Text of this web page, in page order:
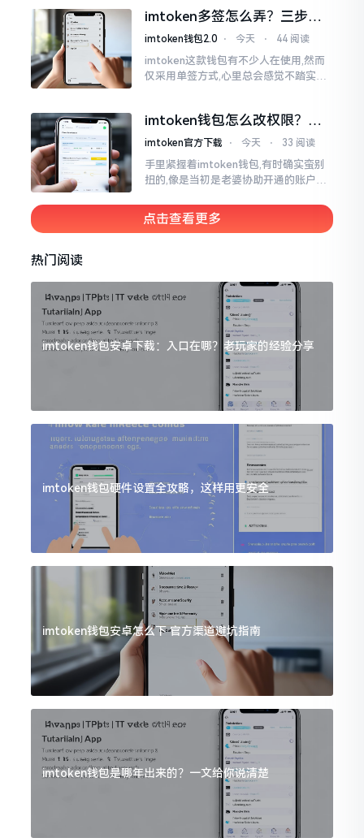
imtoken多签怎么弄？三步搞
定，资产更安全
imtoken钱包2.0 ⋅ 今天 ⋅ 44 阅读
imtoken这款钱包有不少人在使用,然而
仅采用单签方式,心里总会感觉不踏实。
上就是给资产增添一道保障
imtoken钱包怎么改权限？老
用户手把手教你换主人
imtoken官方下载 ⋅ 今天 ⋅ 33 阅读
手里紧握着imtoken钱包,有时确实蛮别
扭的,像是当初是老婆协助开通的账户呢,
打算更换法定代表人
点击查看更多
热门阅读
imtoken钱包安卓下载：入口在哪？老玩家的经验分享
imtoken钱包硬件设置全攻略，这样用更安全
imtoken钱包安卓怎么下 官方渠道避坑指南
imtoken钱包是哪年出来的？一文给你说清楚